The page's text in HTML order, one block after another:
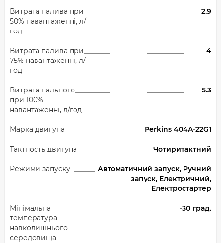
Витрата палива при
50% навантаженні, л/
год
2.9
Витрата палива при
75% навантаженні, л/
год
4
Витрата пального
при 100%
навантаженні, л/год
5.3
Марка двигуна Perkins 404A-22G1
Тактность двигуна Чотиритактний
Режими запуску
Автоматичний запуск, Ручний
запуск, Електричний,
Електростартер
Мінімальна
температура
навколишнього
середовища
-30 град.